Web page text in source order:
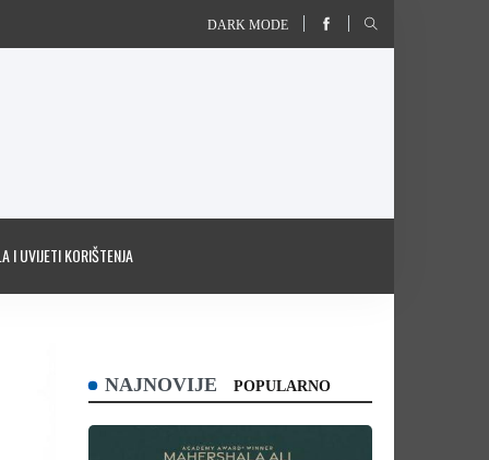
DARK MODE
I UVIJETI KORIŠTENJA
NAJNOVIJE POPULARNO